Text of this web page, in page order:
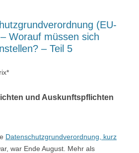
(EU-
Worauf müssen sich
– Teil 5
und Auskunftspflichten
Datenschutzgrundverordnung, kurz
war Ende August. Mehr als